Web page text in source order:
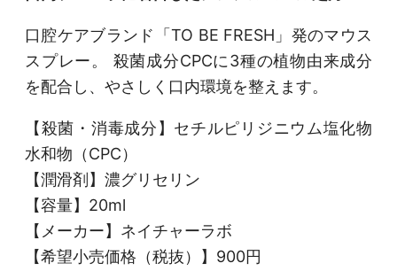
口腔ケアブランド「TO BE FRESH」発のマウス
スプレー。 殺菌成分CPCに3種の植物由来成分
を配合し、やさしく口内環境を整えます。
【殺菌・消毒成分】セチルピリジニウム塩化物
水和物（CPC）
【潤滑剤】濃グリセリン
【容量】20ml
【メーカー】ネイチャーラボ
【希望小売価格（税抜）】900円